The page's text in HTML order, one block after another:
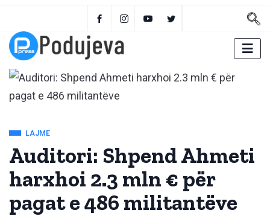
LAJME
Auditori: Shpend Ahmeti
harxhoi 2.3 mln € për
pagat e 486 militantëve